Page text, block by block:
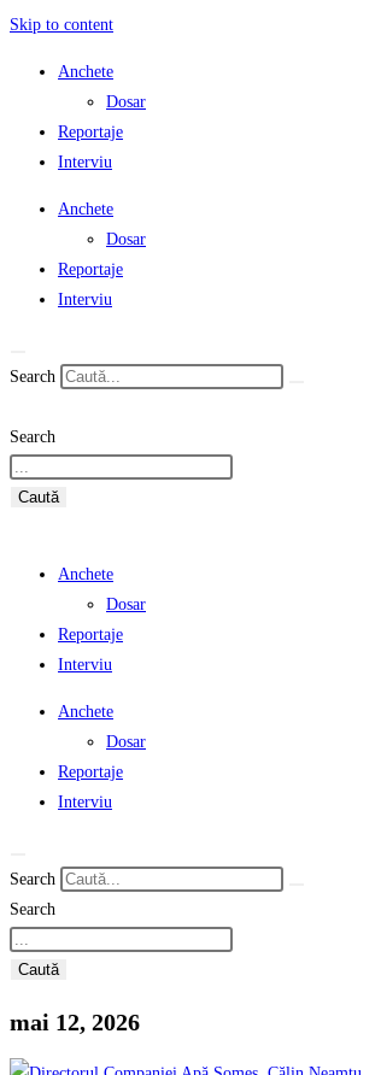
Skip to content
Anchete
Dosar
Reportaje
Interviu
Anchete
Dosar
Reportaje
Interviu
Search
Search
Caută
Anchete
Dosar
Reportaje
Interviu
Anchete
Dosar
Reportaje
Interviu
Search
Search
Caută
mai 12, 2026